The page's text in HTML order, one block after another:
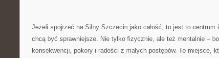
Jeżeli spojrzeć na Silny Szczecin jako całość, to jest to centrum
chcą być sprawniejsze. Nie tylko fizycznie, ale też mentalnie –
konsekwencji, pokory i radości z małych postępów. To miejsce,